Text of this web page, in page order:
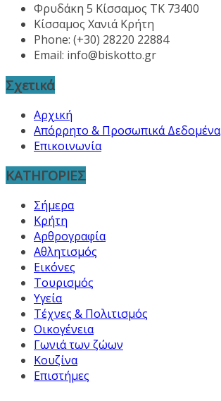
Φρυδάκη 5 Κίσσαμος ΤΚ 73400
Κίσσαμος Χανιά Κρήτη
Phone: (+30) 28220 22884
Email: info@biskotto.gr
Σχετικά
Αρχική
Απόρρητο & Προσωπικά Δεδομένα
Επικοινωνία
ΚΑΤΗΓΟΡΙΕΣ
Σήμερα
Κρήτη
Αρθρογραφία
Αθλητισμός
Εικόνες
Τουρισμός
Υγεία
Τέχνες & Πολιτισμός
Οικογένεια
Γωνιά των ζώων
Κουζίνα
Επιστήμες